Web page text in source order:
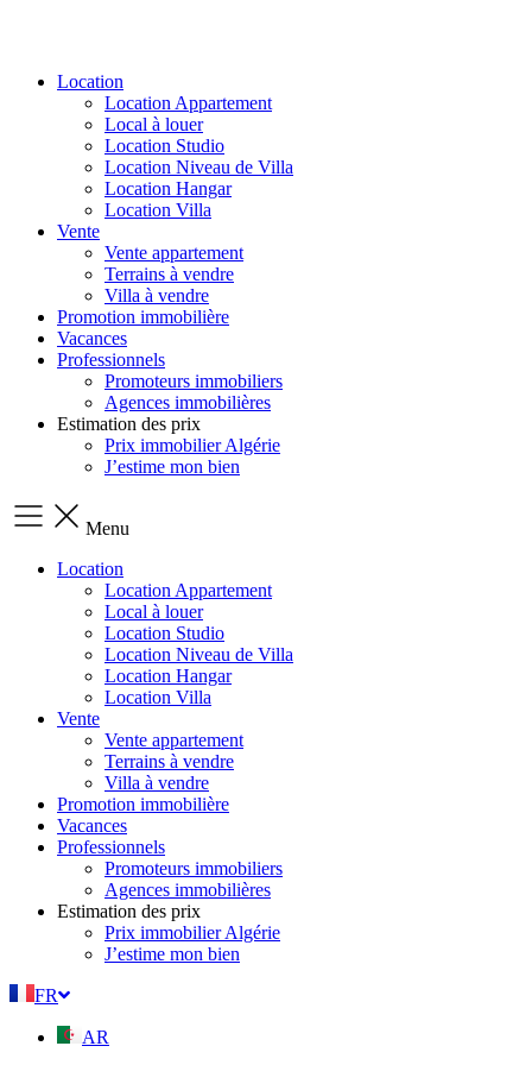
Location
Location Appartement
Local à louer
Location Studio
Location Niveau de Villa
Location Hangar
Location Villa
Vente
Vente appartement
Terrains à vendre
Villa à vendre
Promotion immobilière
Vacances
Professionnels
Promoteurs immobiliers
Agences immobilières
Estimation des prix
Prix immobilier Algérie
J’estime mon bien
Menu
Location
Location Appartement
Local à louer
Location Studio
Location Niveau de Villa
Location Hangar
Location Villa
Vente
Vente appartement
Terrains à vendre
Villa à vendre
Promotion immobilière
Vacances
Professionnels
Promoteurs immobiliers
Agences immobilières
Estimation des prix
Prix immobilier Algérie
J’estime mon bien
FR
AR